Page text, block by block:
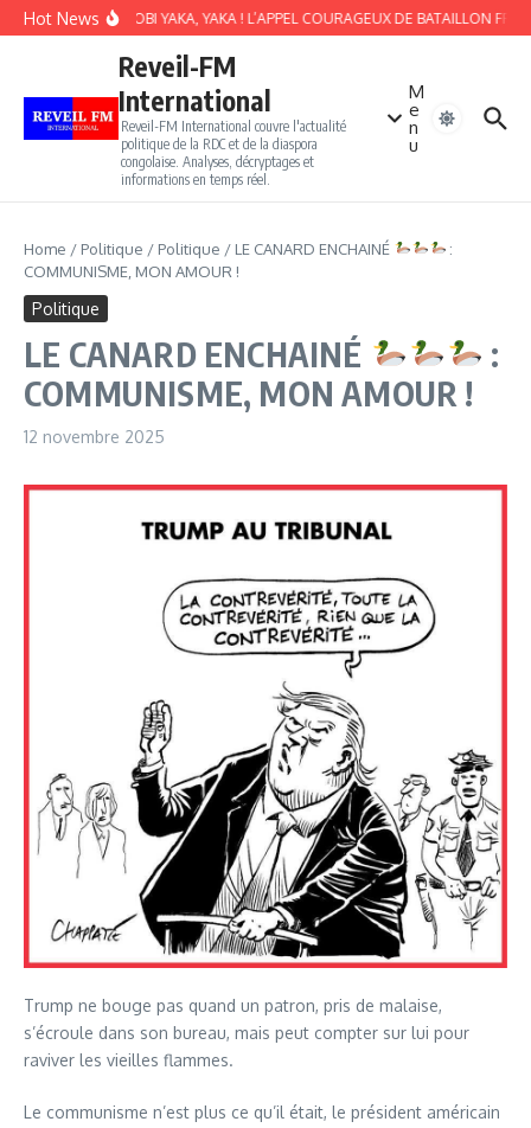
Aller au contenu
Hot NewsSOKI BALOBI YAKA, YAKA ! L’APPEL COURAGEUX DE BATAILLON
Reveil-FM
International
Reveil-FM International couvre l'actualité
politique de la RDC et de la diaspora
congolaise. Analyses, décryptages et
informations en temps réel.
M
e
n
u
Home / Politique / Politique / LE CANARD ENCHAINÉ
:
COMMUNISME, MON AMOUR !
Politique
LE CANARD ENCHAINÉ
:
COMMUNISME, MON AMOUR !
12 novembre 2025
Trump ne bouge pas quand un patron, pris de malaise,
s’écroule dans son bureau, mais peut compter sur lui pour
raviver les vieilles flammes.
Le communisme n’est plus ce qu’il était, le président américain